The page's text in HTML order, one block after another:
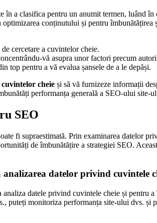
în a clasifica pentru un anumit termen, luând
conținutului și pentru
cercetare a cuvintelor cheie.
vă asupra unor factori precum
top pentru a vă evalua șansele de a le depăși.
cheie și să vă furnizeze informații
performanța generală a SEO-ului site-
SEO
fi supraestimată. Prin examinarea datelor
de îmbunătățire a strategiei SEO.
datelor privind cuvintele
analiza datele privind cuvintele cheie și pentru
puteți monitoriza performanța site-ului dvs.